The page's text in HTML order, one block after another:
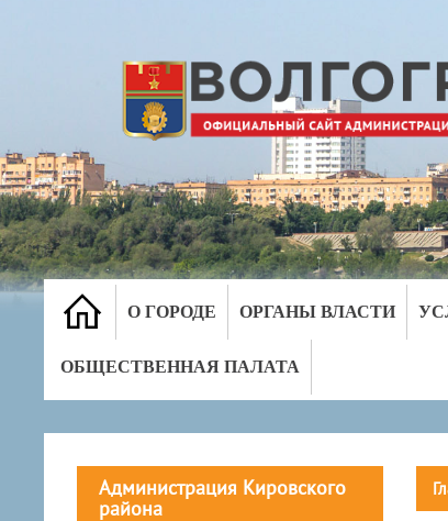
О ГОРОДЕ ОРГАНЫ ВЛАСТИ
ОБЩЕСТВЕННАЯ ПАЛАТА
Администрация Кировского
района